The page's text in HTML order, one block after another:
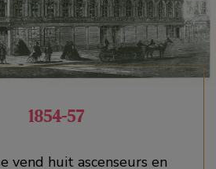
1854-57
vend huit ascenseurs en